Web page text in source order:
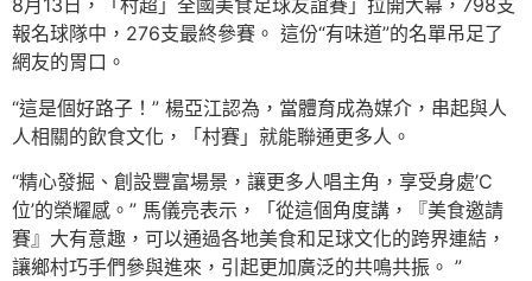
8月13日，「村超」全國美食足球友誼賽」拉開大幕，798支
報名球隊中，276支最終參賽。 這份“有味道”的名單吊足了
網友的胃口。
“這是個好路子！” 楊亞江認為，當體育成為媒介，串起與人
人相關的飲食文化，「村賽」就能聯通更多人。
“精心發掘、創設豐富場景，讓更多人唱主角，享受身處’C
位’的榮耀感。” 馬儀亮表示，「從這個角度講，『美食邀請
賽』大有意趣，可以通過各地美食和足球文化的跨界連結，
讓鄉村巧手們參與進來，引起更加廣泛的共鳴共振。 ”